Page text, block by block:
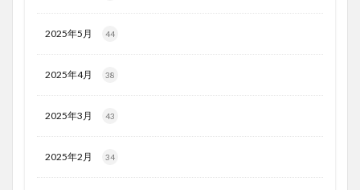
2025年5月 44
2025年4月 38
2025年3月 43
2025年2月 34